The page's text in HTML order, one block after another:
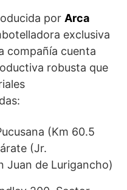
por Arca
exclusiva
compañía cuenta
robusta que
(Km 60.5
(Jr.
Juan de Lurigancho)